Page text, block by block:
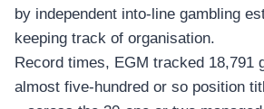
by independent into-line gambling
keeping track of organisation.
Record times, EGM tracked 18,791
almost five-hundred or so position